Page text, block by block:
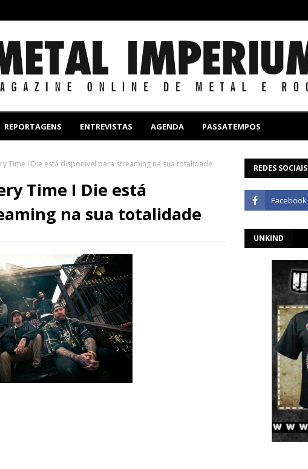
REPORTAGENS ENTREVISTAS AGENDA PASSATEMPOS
Time I Die está disponível para streaming na sua totalidade
Time I Die está
na sua totalidade
REDES SOCIAIS
UNKIND